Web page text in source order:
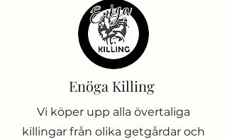
Enöga Killing
Vi köper upp alla övertaliga
killingar från olika getgårdar och